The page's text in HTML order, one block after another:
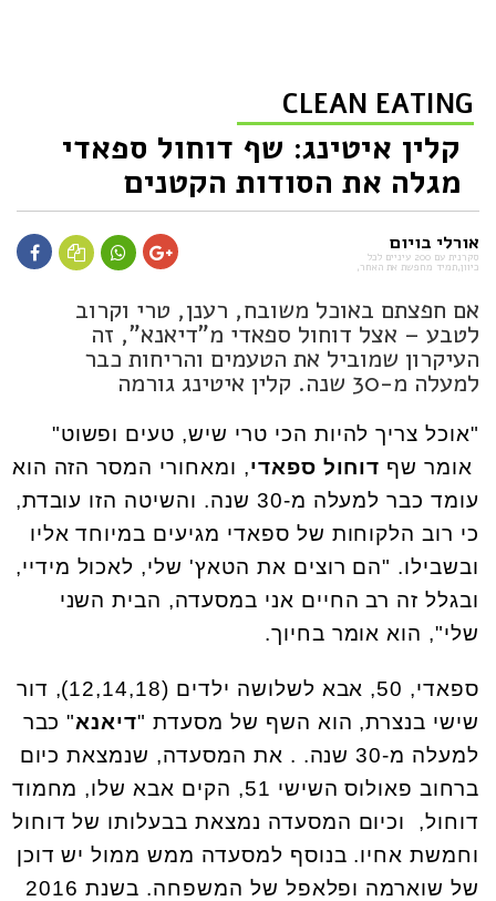
CLEAN EATING
קלין איטינג: שף דוחול ספאדי
מגלה את הסודות הקטנים
אורלי בויום
סקרנית עם 200 עיניים לכל
כיוון,תמיד מחפשת את האחר,
אם חפצתם באוכל משובח, רענן, טרי וקרוב
לטבע – אצל דוחול ספאדי מ"דיאנא", זה
העיקרון שמוביל את הטעמים והריחות כבר
למעלה מ-30 שנה. קלין איטינג גורמה
"אוכל צריך להיות הכי טרי שיש, טעים ופשוט"
אומר שף דוחול ספאדי, ומאחורי המסר הזה הוא
עומד כבר למעלה מ-30 שנה. והשיטה הזו עובדת,
כי רוב הלקוחות של ספאדי מגיעים במיוחד אליו
ובשבילו. "הם רוצים את הטאץ' שלי, לאכול מידיי,
ובגלל זה רב החיים אני במסעדה, הבית השני
שלי", הוא אומר בחיוך.
ספאדי, 50, אבא לשלושה ילדים (12,14,18), דור
שישי בנצרת, הוא השף של מסעדת "דיאנא" כבר
למעלה מ-30 שנה. . את המסעדה, שנמצאת כיום
ברחוב פאולוס השישי 51, הקים אבא שלו, מחמוד
דוחול, וכיום המסעדה נמצאת בבעלותו של דוחול
וחמשת אחיו. בנוסף למסעדה ממש ממול יש דוכן
של שוארמה ופלאפל של המשפחה. בשנת 2016